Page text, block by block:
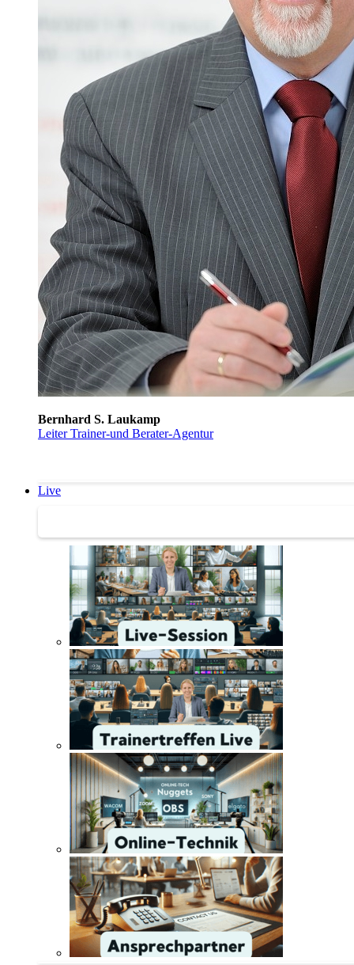
Bernhard S. Laukamp
Leiter Trainer-und Berater-Agentur
Live